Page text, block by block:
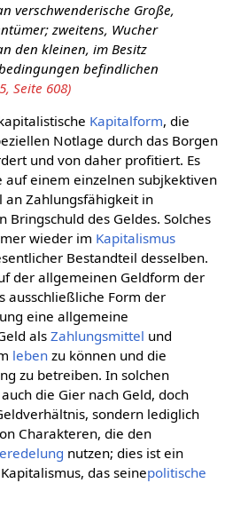
verschwenderische Große,
zweitens, Wucher
den kleinen, im Besitz
befindlichen
Seite 608)
Kapitalform, die
Notlage durch das Borgen
und von daher profitiert. Es
auf einem einzelnen subjkektiven
Zahlungsfähigkeit in
des Geldes. Solches
wieder im Kapitalismus
Bestandteil desselben.
der allgemeinen Geldform der
ausschließliche Form der
eine allgemeine
als Zahlungsmittel und
lebenzu können und die
zu betreiben. In solchen
die Gier nach Geld, doch
sondern lediglich
Charakteren, die den
nutzen; dies ist ein
das seinepolitische